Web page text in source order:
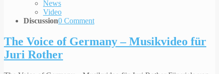
News
Video
Discussion0 Comment
The Voice of Germany – Musikvideo für
Juri Rother